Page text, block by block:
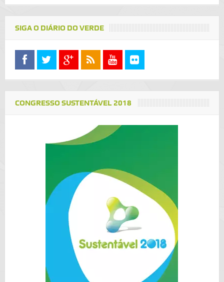
SIGA O DIÁRIO DO VERDE
CONGRESSO SUSTENTÁVEL 2018